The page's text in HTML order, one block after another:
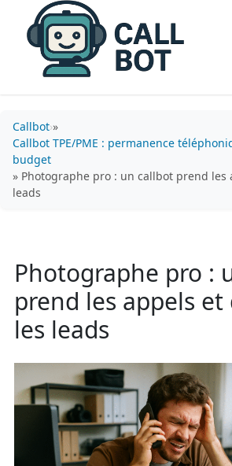
Callbot »
Callbot TPE/PME : permanence
budget
» Photographe pro : un callbot prend les
leads
Photographe pro :
prend les appels
les leads